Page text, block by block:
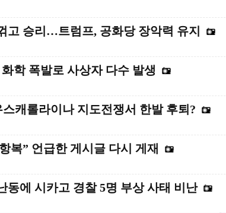
고 승리…트럼프, 공화당 장악력 유지
학 폭발로 사상자 다수 발생
스캐롤라이나 지도전쟁서 한발 후퇴?
복” 언급한 게시글 다시 게재
동에 시카고 경찰 5명 부상 사태 비난